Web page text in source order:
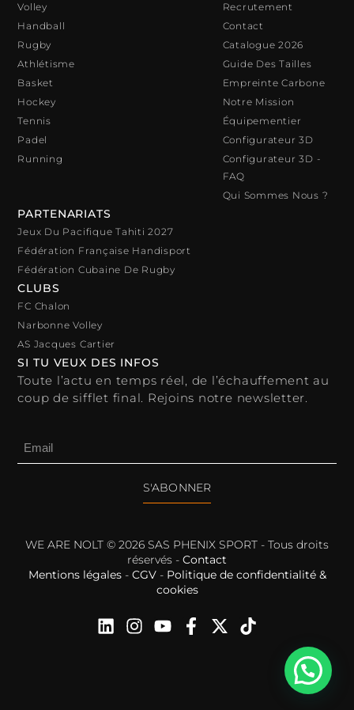
Volley
Handball
Rugby
Athlétisme
Basket
Hockey
Tennis
Padel
Running
Recrutement
Contact
Catalogue 2026
Guide Des Tailles
Empreinte Carbone
Notre Mission
Équipementier
Configurateur 3D
Configurateur 3D -
FAQ
Qui Sommes Nous ?
PARTENARIATS
Jeux Du Pacifique Tahiti 2027
Fédération Française Handisport
Fédération Cubaine De Rugby
CLUBS
FC Chalon
Narbonne Volley
AS Jacques Cartier
SI TU VEUX DES INFOS
Toute l’actu en temps réel, de l’échauffement au
coup de sifflet final. Rejoins notre newsletter.
S'ABONNER
WE ARE NOLT © 2026 SAS PHENIX SPORT - Tous droits
réservés - Contact
Mentions légales- CGV- Politique de confidentialité &
cookies